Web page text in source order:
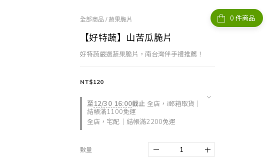
件商品
全部商品 / 蔬果脆片
【好特蔬】山苦瓜脆片
好特蔬嚴選蔬果脆片，南台灣伴手禮推薦！
至12/30 16:00截止 全店，i郵箱取貨｜
結帳滿1100免運
全店，宅配｜結帳滿2200免運
NT$120
數量